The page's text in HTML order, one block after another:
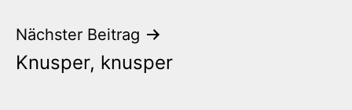
Nächster Beitrag
Knusper, knusper